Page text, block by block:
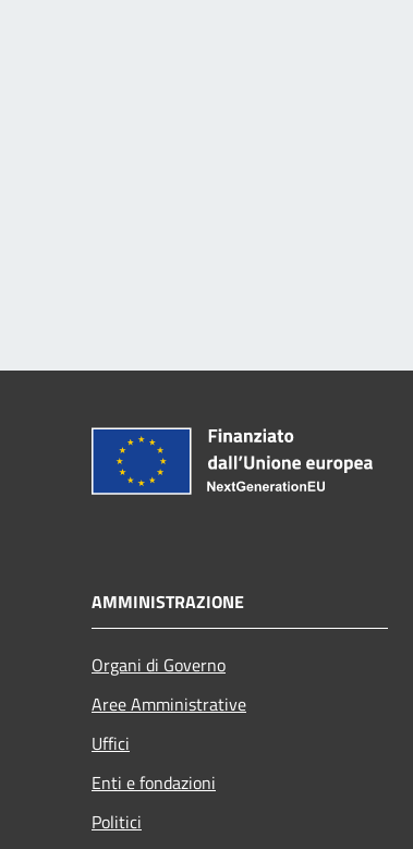
AMMINISTRAZIONE
Organi di Governo
Aree Amministrative
Uffici
Enti e fondazioni
Politici